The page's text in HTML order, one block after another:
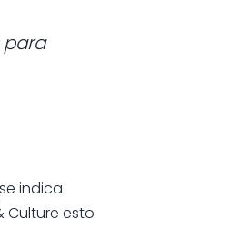
para
se indica
Culture esto